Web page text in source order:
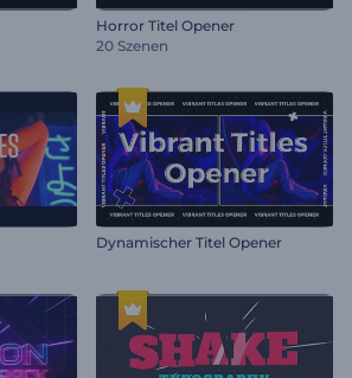
Horror Titel Opener
20 Szenen
Dynamischer Titel Opener